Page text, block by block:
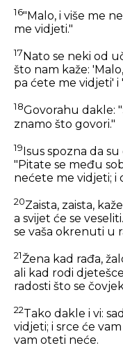
16"Malo, i više me
me vidjeti."
17 Nato se neki od
što nam kaže:
pa ćete me vidjeti' i
18Govorahu dakle:
znamo što govori."
19Isus spozna da
"Pitate se među
nećete me vidjeti; i
20Zaista, zaista,
a svijet će se
se vaša okrenuti u
21Žena kad rađa,
ali kad rodi
radosti što se
22Tako dakle i vi:
vidjeti; i srce će
vam oteti neće.